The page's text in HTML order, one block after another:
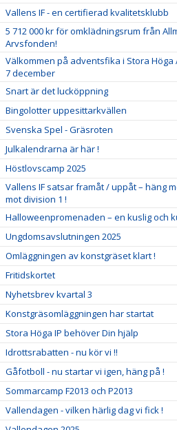
Vallens IF - en certifierad kvalitetsklubb
5 712 000 kr för omklädningsrum från
Arvsfonden!
Välkommen på adventsfika i Stora Höga
7 december
Snart är det lucköppning
Bingolotter uppesittarkvällen
Svenska Spel - Gräsroten
Julkalendrarna är här !
Höstlovscamp 2025
Vallens IF satsar framåt / uppåt – häng
mot division 1 !
Halloweenpromenaden – en kuslig och
Ungdomsavslutningen 2025
Omläggningen av konstgräset klart !
Fritidskortet
Nyhetsbrev kvartal 3
Konstgräsomläggningen har startat
Stora Höga IP behöver Din hjälp
Idrottsrabatten - nu kör vi !!
Gåfotboll - nu startar vi igen, häng på !
Sommarcamp F2013 och P2013
Vallendagen - vilken härlig dag vi fick !